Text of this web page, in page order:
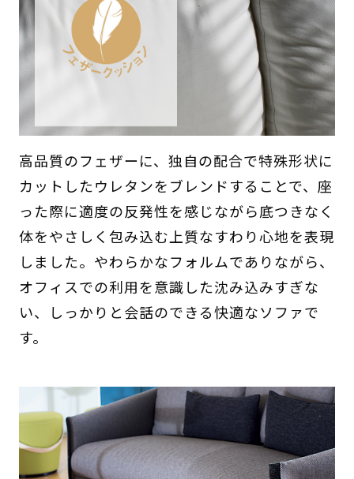
高品質のフェザーに、独自の配合で特殊形状に
カットしたウレタンをブレンドすることで、座
った際に適度の反発性を感じながら底つきなく
体をやさしく包み込む上質なすわり心地を表現
しました。やわらかなフォルムでありながら、
オフィスでの利用を意識した沈み込みすぎな
い、しっかりと会話のできる快適なソファで
す。